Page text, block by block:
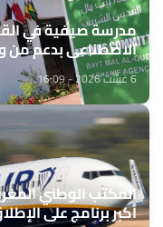
مدرسة صيفية في
الاصطناعي بدعم من
6 غشت 2026 - 16:09
المكتب الوطني
أكبر برنامج على